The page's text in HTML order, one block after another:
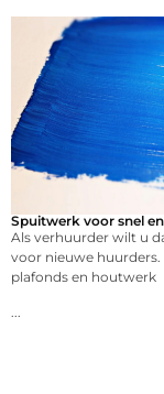
Spuitwerk voor snel
Als verhuurder wilt u
voor nieuwe
plafonds en houtwerk
...